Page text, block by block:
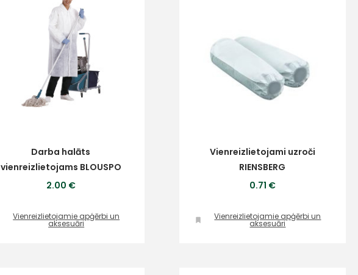
Darba halāts
vienreizlietojams BLOUSPO
2.00 €
Vienreizlietojamie apģērbi un
aksesuāri
Vienreizlietojami uzroči
RIENSBERG
0.71 €
Vienreizlietojamie apģērbi un
aksesuāri